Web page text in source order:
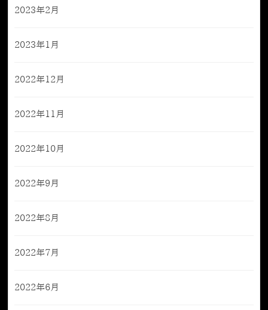
2023年2月
2023年1月
2022年12月
2022年11月
2022年10月
2022年9月
2022年8月
2022年7月
2022年6月